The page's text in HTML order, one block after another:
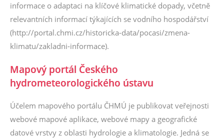
informace o adaptaci na klíčové klimatické dopady, včetně
relevantních informací týkajících se vodního hospodářství
(http://portal.chmi.cz/historicka-data/pocasi/zmena-
klimatu/zakladni-informace).
Mapový portál Českého
hydrometeorologického ústavu
Účelem mapového portálu ČHMÚ je publikovat veřejnosti
webové mapové aplikace, webové mapy a geografické
datové vrstvy z oblasti hydrologie a klimatologie. Jedná se